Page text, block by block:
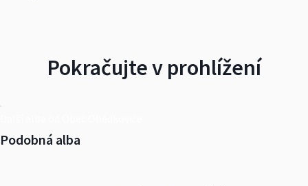
Pokračujte v prohlížení
Podobná alba